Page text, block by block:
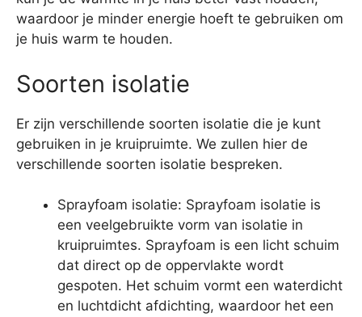
waardoor je minder energie hoeft te gebruiken om
je huis warm te houden.
Soorten isolatie
Er zijn verschillende soorten isolatie die je kunt
gebruiken in je kruipruimte. We zullen hier de
verschillende soorten isolatie bespreken.
Sprayfoam isolatie: Sprayfoam isolatie is
een veelgebruikte vorm van isolatie in
kruipruimtes. Sprayfoam is een licht schuim
dat direct op de oppervlakte wordt
gespoten. Het schuim vormt een waterdicht
en luchtdicht afdichting, waardoor het een